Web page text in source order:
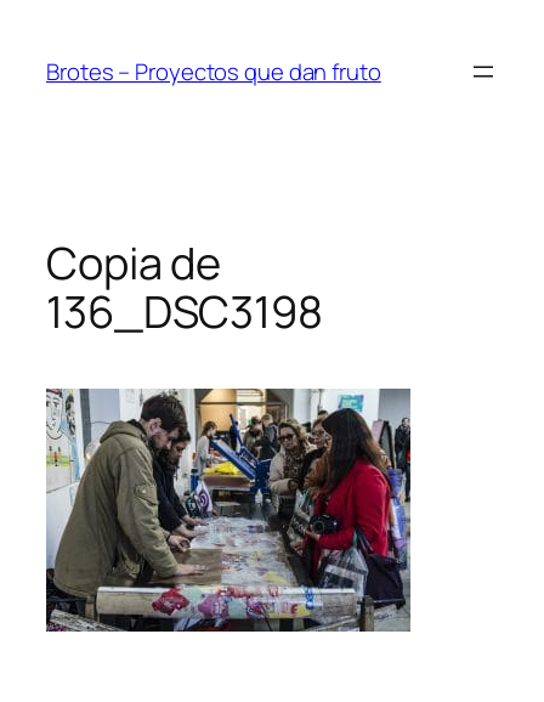
contenido
Brotes – Proyectos que dan fruto
Copia de
136_DSC3198